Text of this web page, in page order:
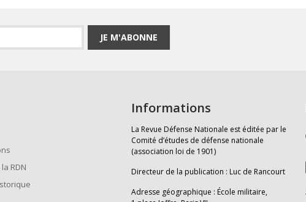
JE M'ABONNE
RDN
Informations
La Revue Défense Nationale est éditée par le
Comité d’études de défense nationale
(association loi de 1901)
Directeur de la publication : Luc de Rancourt
Adresse géographique : École militaire,